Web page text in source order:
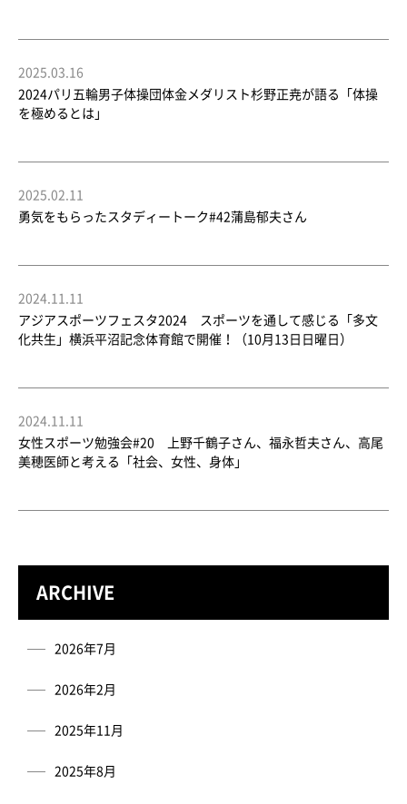
2025.03.16
2024パリ五輪男子体操団体金メダリスト杉野正尭が語る「体操
を極めるとは」
2025.02.11
勇気をもらったスタディートーク#42蒲島郁夫さん
2024.11.11
アジアスポーツフェスタ2024 スポーツを通して感じる「多文
化共生」横浜平沼記念体育館で開催！（10月13日日曜日）
2024.11.11
女性スポーツ勉強会#20 上野千鶴子さん、福永哲夫さん、高尾
美穂医師と考える「社会、女性、身体」
ARCHIVE
2026年7月
2026年2月
2025年11月
2025年8月